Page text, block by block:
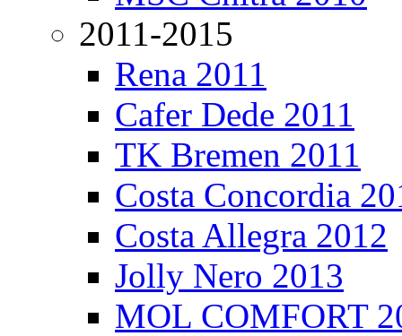
2011-2015
Rena 2011
Cafer Dede 2011
TK Bremen 2011
Costa Concordia
Costa Allegra 2012
Jolly Nero 2013
MOL COMFORT